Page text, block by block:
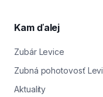
Kam ďalej
Zubár Levice
Zubná pohotovosť
Aktuality